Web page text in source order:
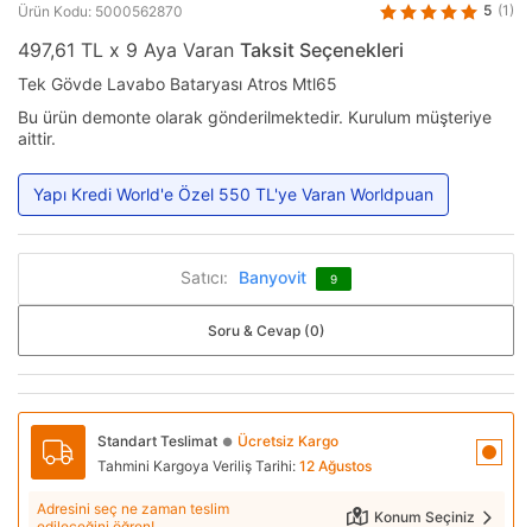
Ürün Kodu: 5000562870 5 (1)
497,61 TL x 9 Aya Varan Taksit Seçenekleri
Tek Gövde Lavabo Bataryası Atros Mtl65
Bu ürün demonte olarak gönderilmektedir. Kurulum müşteriye
aittir.
Yapı Kredi World'e Özel 550 TL'ye Varan Worldpuan
Satıcı: Banyovit 9
Soru & Cevap (0)
Standart Teslimat ● Ücretsiz Kargo
Tahmini Kargoya Veriliş Tarihi: 12 Ağustos
Adresini seç ne zaman teslim
Konum Seçiniz